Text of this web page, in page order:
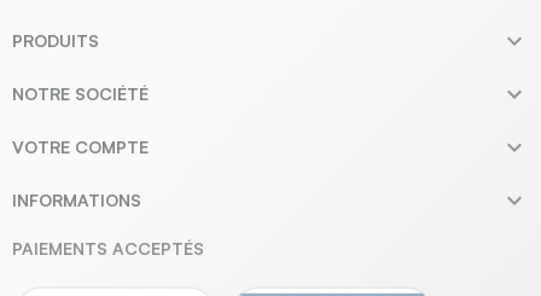
PRODUITS 
NOTRE SOCIÉTÉ 
VOTRE COMPTE 
INFORMATIONS 
PAIEMENTS ACCEPTÉS